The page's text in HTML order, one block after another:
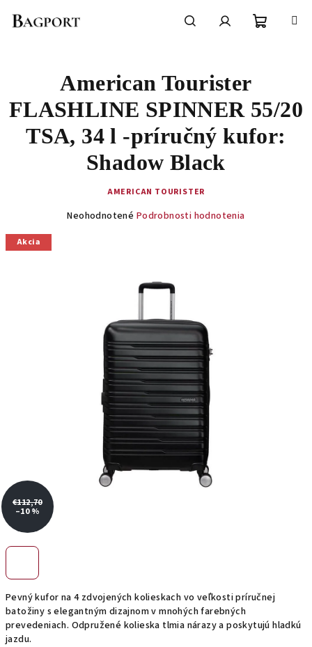
Pevný kufor na 4 zdvojených kolieskach vo veľkosti príručnej
batožiny s elegantným dizajnom v mnohých farebných
prevedeniach. Odpružené kolieska tlmia nárazy a poskytujú hladkú
jazdu.
American Tourister
FLASHLINE SPINNER 55/20
TSA, 34 l -príručný kufor:
Shadow Black
AMERICAN TOURISTER
produktu
Neohodnotené Podrobnosti hodnotenia
Akcia
€112,70
–10 %